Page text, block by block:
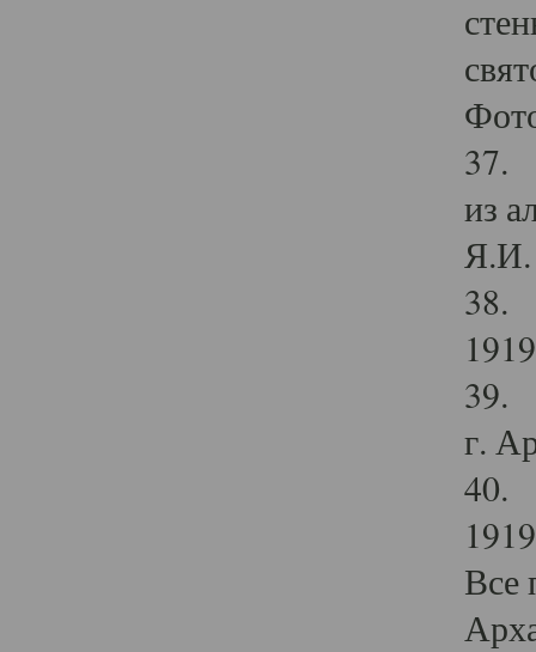
37.
из
Я.И.
38.
39.
г.
40.
Все